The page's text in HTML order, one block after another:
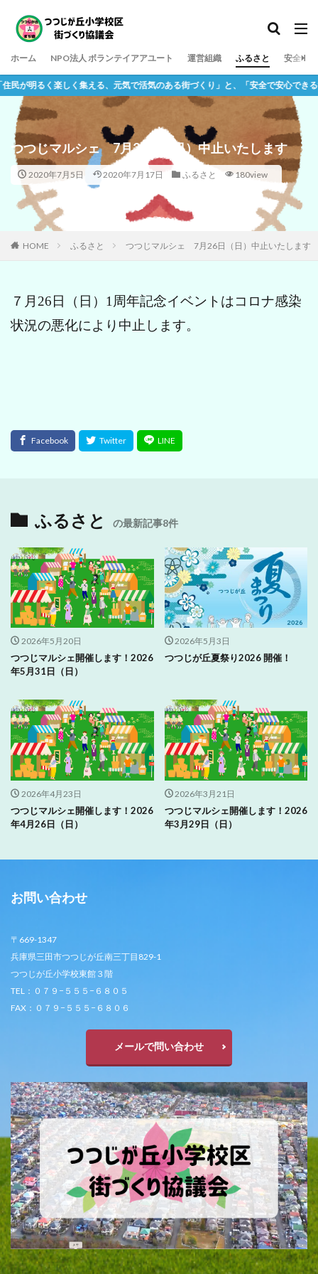
ホーム NPO法人 ボランテイアアユート 運営組織 ふるさと 安全
るく楽しく集える、元気で活気のある街づくり」と、「安全で安心できる街づ
つつじマルシェ 7月26日（日）中止いたします
2020年7月5日 2020年7月17日 ふるさと 180view
HOME ふるさと つつじマルシェ 7月26日（日）中止いたします
７月26日（日）1周年記念イベントはコロナ感染
状況の悪化により中止します。
ふるさと の最新記事8件
2026年5月20日
つつじマルシェ開催します！2026
年5月31日（日）
2026年5月3日
つつじが丘夏祭り2026 開催！
2026年4月23日
つつじマルシェ開催します！2026
年4月26日（日）
2026年3月21日
つつじマルシェ開催します！2026
年3月29日（日）
お問い合わせ
〒669-1347
兵庫県三田市つつじが丘南三丁目829-1
つつじが丘小学校東館３階
TEL：０７９−５５５−６８０５
FAX：０７９−５５５−６８０６
メールで問い合わせ